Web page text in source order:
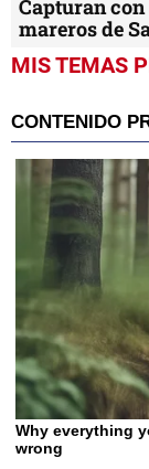
Capturan
mareros de
MIS TEMAS